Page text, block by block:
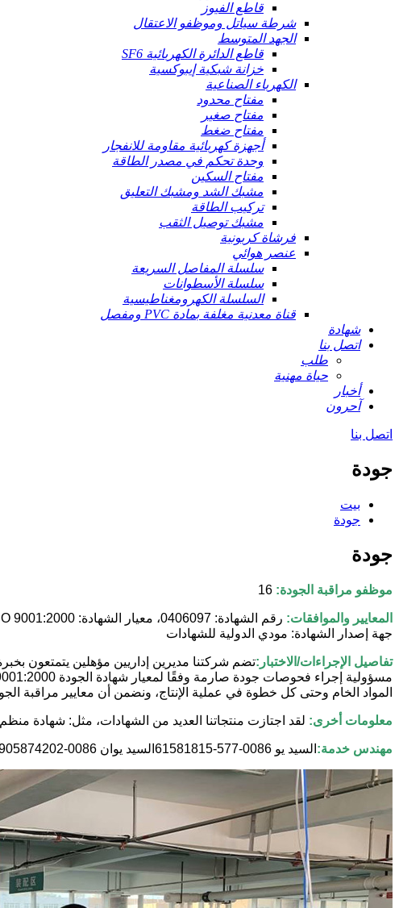
قاطع الفيوز
شرطة سياتل وموظفو الاعتقال
الجهد المتوسط
قاطع الدائرة الكهربائية SF6
خزانة شبكية إيبوكسية
الكهرباء الصناعية
مفتاح محدود
مفتاح صغير
مفتاح ضغط
أجهزة كهربائية مقاومة للانفجار
وحدة تحكم في مصدر الطاقة
مفتاح السكين
مشبك الشد ومشبك التعليق
تركيب الطاقة
مشبك توصيل الثقب
فرشاة كربونية
عنصر هوائي
سلسلة المفاصل السريعة
سلسلة الأسطوانات
السلسلة الكهرومغناطيسية
قناة معدنية مغلفة بمادة PVC ومفصل
شهادة
اتصل بنا
طلب
حياة مهنية
أخبار
آحرون
اتصل بنا
جودة
بيت
جودة
جودة
موظفو مراقبة الجودة: 16
المعايير والموافقات:
جهة إصدار الشهادة: مودي الدولية للشهادات
تفاصيل الإجراءات/الاختبار:تضم شركتنا مديرين إداريين مؤهلين يتمتعون
المواد الخام وحتى كل خطوة في عملية الإنتاج، ونضمن أن معايير مراقبة
معلومات أخرى: لقد اجتازت منتجاتنا العديد من الشهادات، مثل: شهادة منظم EN71 الجزء 9، رقم التقرير: A31630607، واختبار ملصق روبنسون، رقم التقرير: (5205)354-0276
مهندس خدمة: السيد يو 0086-577-61581815 السيد يوان 0086-13905874202